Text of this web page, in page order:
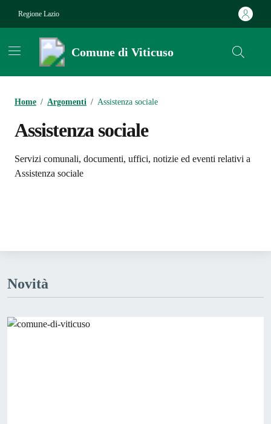
Regione Lazio
Comune di Viticuso
Home / Argomenti / Assistenza sociale
Assistenza sociale
Dettagli dell'argomento
Servizi comunali, documenti, uffici, notizie ed eventi relativi a
Assistenza sociale
Novità